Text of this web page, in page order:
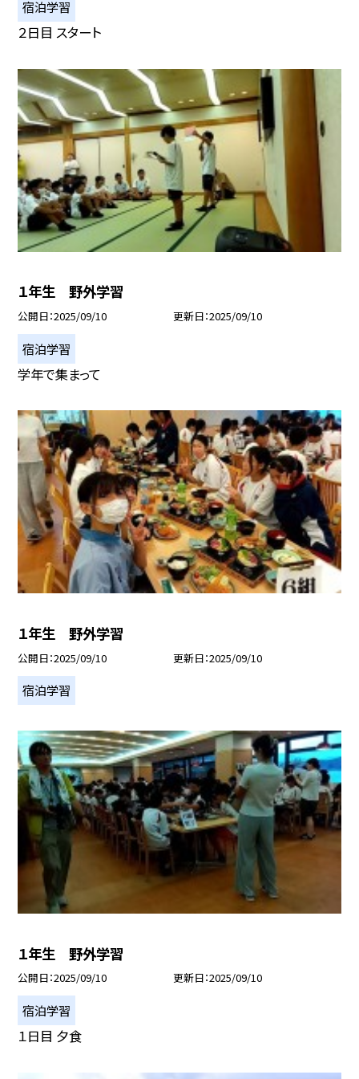
宿泊学習
２日目 スタート
１年生 野外学習
公開日 2025/09/10 更新日 2025/09/10
宿泊学習
学年で集まって
１年生 野外学習
公開日 2025/09/10 更新日 2025/09/10
宿泊学習
１年生 野外学習
公開日 2025/09/10 更新日 2025/09/10
宿泊学習
１日目 夕食